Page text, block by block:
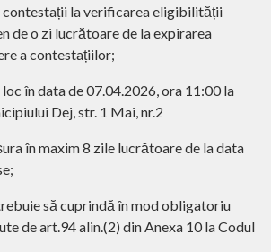
contestații la verificarea eligibilității
de o zi lucrătoare de la expirarea
a contestațiilor;
în data de 07.04.2026, ora 11:00 la
Dej, str. 1 Mai, nr.2
în maxim 8 zile lucrătoare de la data
să cuprindă în mod obligatoriu
de art.94 alin.(2) din Anexa 10 la Codul